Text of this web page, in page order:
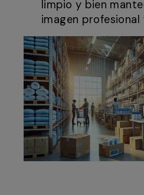
limpio y bien
imagen